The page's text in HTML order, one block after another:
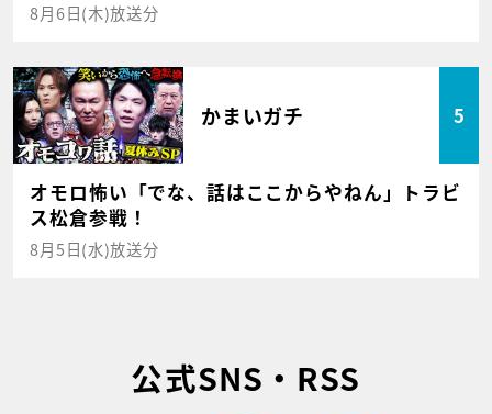
8月6日(木)放送分
かまいガチ 5
オモロ怖い「でな、話はここからやねん」トラビ
ス松倉参戦！
8月5日(水)放送分
公式SNS・RSS